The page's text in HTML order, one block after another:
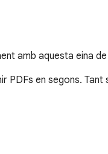
amb aquesta eina
PDFs en segons.